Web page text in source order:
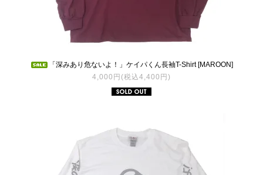
「深みあり危ないよ！」ケイパくん長袖T-Shirt [MAROON]
4,000円(税込4,400円)